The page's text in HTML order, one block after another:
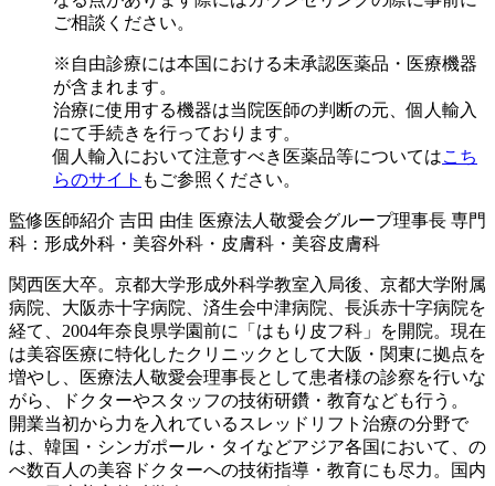
ご相談ください。
※自由診療には本国における未承認医薬品・医療機器
が含まれます。
治療に使用する機器は当院医師の判断の元、個人輸入
にて手続きを行っております。
個人輸入において注意すべき医薬品等についてはこち
らのサイト もご参照ください。
監修医師紹介 吉田 由佳 医療法人敬愛会グループ理事長 専門
科：形成外科・美容外科・皮膚科・美容皮膚科
関西医大卒。京都大学形成外科学教室入局後、京都大学附属
病院、大阪赤十字病院、済生会中津病院、長浜赤十字病院を
経て、2004年奈良県学園前に「はもり皮フ科」を開院。現在
は美容医療に特化したクリニックとして大阪・関東に拠点を
増やし、医療法人敬愛会理事長として患者様の診察を行いな
がら、ドクターやスタッフの技術研鑽・教育なども行う。
開業当初から力を入れているスレッドリフト治療の分野で
は、韓国・シンガポール・タイなどアジア各国において、の
べ数百人の美容ドクターへの技術指導・教育にも尽力。国内